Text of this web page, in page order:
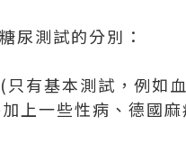
尿測試的分別：
有基本測試，例如
上一些性病、德國麻